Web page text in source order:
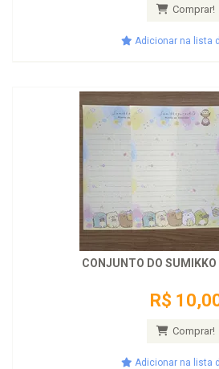
Comprar!
Adicionar na lista
CONJUNTO DO
R$
Comprar!
Adicionar na lista